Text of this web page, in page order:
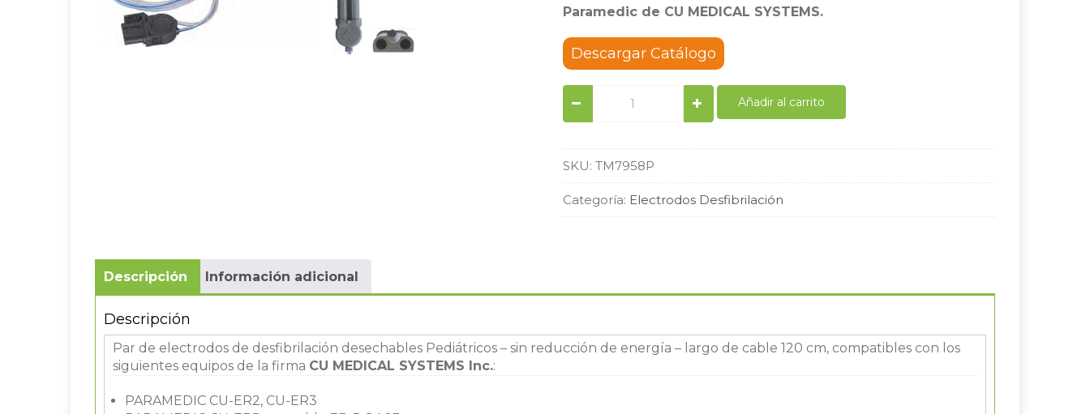
Paramedic de CU MEDICAL SYSTEMS.
Descargar Catálogo
Par
de
Electrodos
Pediátrico
con
PARAMEDIC
Añadir al carrito
SKU:TM7958P
Categoría: Electrodos Desfibrilación
Descripción Información adicional
Descripción
Par de electrodos de desfibrilación desechables Pediátricos – sin reducción de energía – largo de cable 120 cm, compatibles con los
siguientes equipos de la firma CU MEDICAL SYSTEMS Inc.:
PARAMEDIC CU-ER2, CU-ER3